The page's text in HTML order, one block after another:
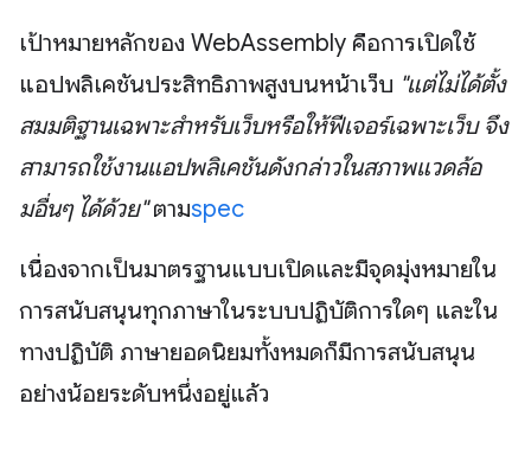
เป้าหมายหลักของ WebAssembly คือการเปิดใช้
แอปพลิเคชันประสิทธิภาพสูงบนหน้าเว็บ "แต่ไม่ได้ตั้ง
สมมติฐานเฉพาะสำหรับเว็บหรือให้ฟีเจอร์เฉพาะเว็บ จึง
สามารถใช้งานแอปพลิเคชันดังกล่าวในสภาพแวดล้อ
มอื่นๆ ได้ด้วย"ตามspec
เนื่องจากเป็นมาตรฐานแบบเปิดและมีจุดมุ่งหมายใน
การสนับสนุนทุกภาษาในระบบปฏิบัติการใดๆ และใน
ทางปฏิบัติ ภาษายอดนิยมทั้งหมดก็มีการสนับสนุน
อย่างน้อยระดับหนึ่งอยู่แล้ว